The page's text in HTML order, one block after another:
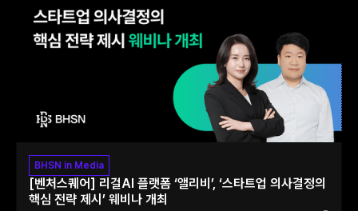
BHSN in Media
[벤처스퀘어] 리걸AI 플랫폼 ‘앨리비’, ‘스타트업 의사결정의
핵심 전략 제시’ 웨비나 개최